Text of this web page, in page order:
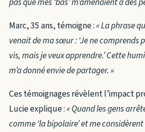
Marc, 35 ans, témoigne :« La phrase
venait de ma sœur : ‘Je ne comprends
vis, mais je veux apprendre.’ Cette
m’a donné envie de partager. »
Ces témoignages révèlent l’impact
Lucie explique :« Quand les gens
comme ‘la bipolaire’ et me